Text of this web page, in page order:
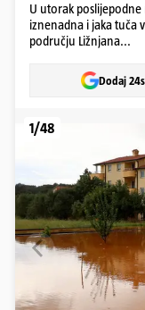
U utorak
iznenadna i jaka tuča
području Ližnjana...
Dodaj
1/48